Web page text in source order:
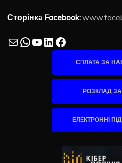
Сторінка Facebook:
MailWhatsApp
YouTube
LinkedIn
Facebook
СПЛАТА ЗА
РОЗКЛАД
ЕЛЕКТРОННІ